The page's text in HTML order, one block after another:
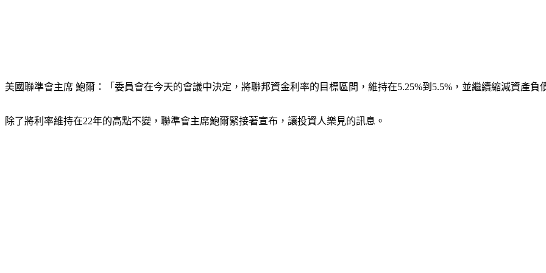
美國聯準會主席 鮑爾：「委員會在今天的會議中決定，將聯邦資金利率的目標區間，維持在5.25%到5.5%，並繼續縮減資產負
除了將利率維持在22年的高點不變，聯準會主席鮑爾緊接著宣布，讓投資人樂見的訊息。